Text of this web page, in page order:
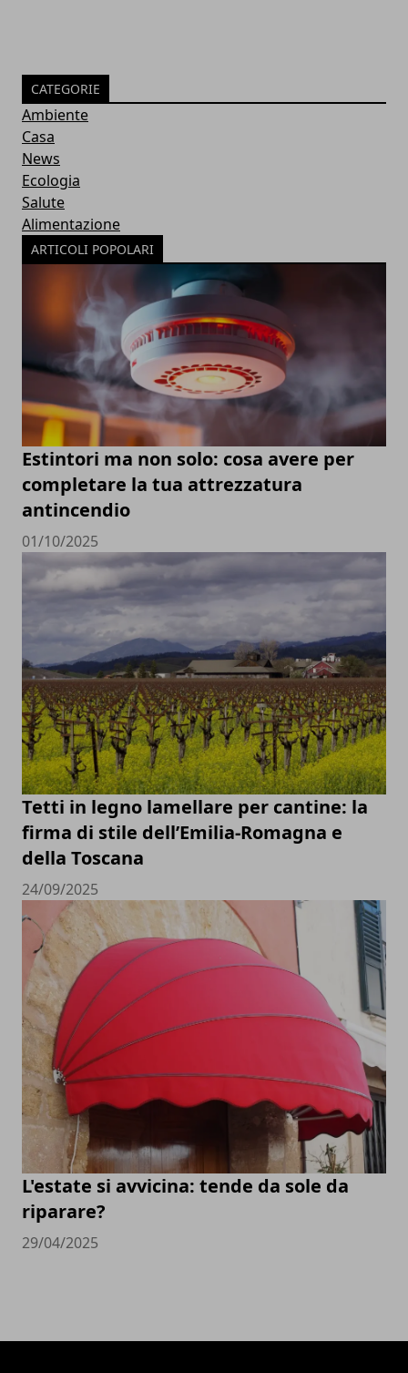
CATEGORIE
Ambiente
Casa
News
Ecologia
Salute
Alimentazione
ARTICOLI POPOLARI
Estintori ma non solo: cosa avere per
completare la tua attrezzatura
antincendio
01/10/2025
Tetti in legno lamellare per cantine: la
firma di stile dell’Emilia-Romagna e
della Toscana
24/09/2025
L'estate si avvicina: tende da sole da
riparare?
29/04/2025